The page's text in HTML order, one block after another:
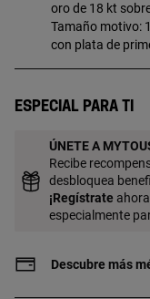
oro de 18 kt
Tamaño motivo:
con plata de
de la joya.
Especial para ti
ÚNETE A
Recibe
desbloquea
¡Regístrate
especialmente
Descubre más